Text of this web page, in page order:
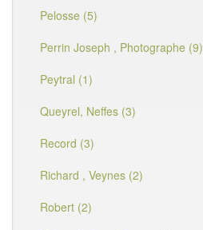
Pelosse (5)
Perrin Joseph , Photographe (9)
Peytral (1)
Queyrel, Neffes (3)
Record (3)
Richard , Veynes (2)
Robert (2)